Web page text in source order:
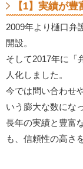
【1】実績が
2009年より樋口弁
開設。
そして2017年に「
人化しました。
今では問い合わせ
いう膨大な数にな
長年の実績と豊富
も、信頼性の高さ